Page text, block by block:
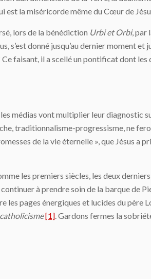
est la miséricorde même du Cœur de
lors de la bénédiction Urbi et Orbi, par
donné jusqu’au dernier moment et
faisant, il a scellé un pontificat dont
médias vont multiplier leur diagnostic
traditionnalisme-progressisme, ne
de la vie éternelle », que Jésus a
les premiers siècles, les deux
à prendre soin de la barque de
les pages énergiques et lucides du père
[1] . Gardons fermes la